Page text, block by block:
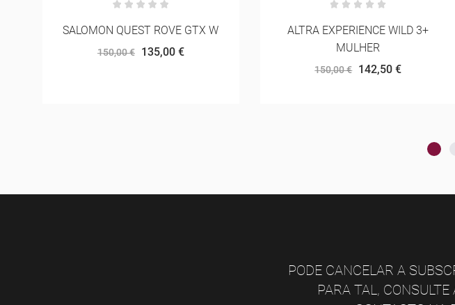
ALTRA EXPERIENCE WILD 3+
MULHER
BROOKS CASCADIA 20 WIDE
160,00 €
PODE CANCELAR A
PARA TAL,